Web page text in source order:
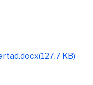
(127.7 KB)